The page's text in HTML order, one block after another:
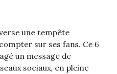
une tempête
sur ses fans. Ce 6
un message de
sociaux, en pleine